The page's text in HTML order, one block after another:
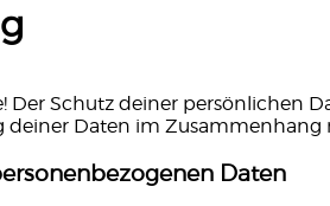
Der Schutz deiner persönlichen
Daten im Zusammenhang
Daten